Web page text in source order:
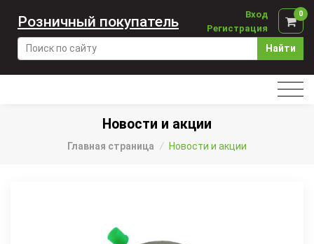
Найти
Вход
Регистрация
0
Розничный покупатель
Новости и акции
Главная страница / Новости и акции